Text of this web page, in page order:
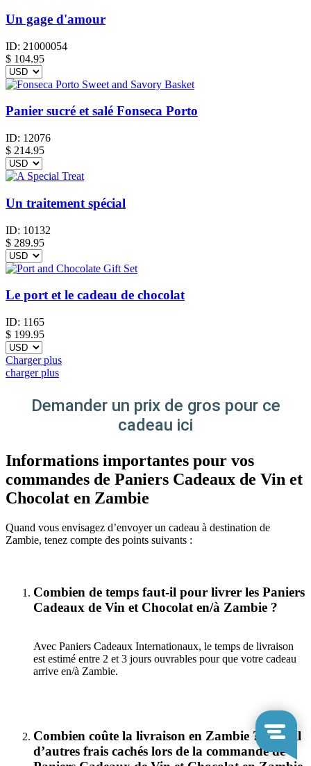
Un gage d'amour
ID: 21000054
$ 104.95
Panier sucré et salé Fonseca Porto
ID: 12076
$ 214.95
Un traitement spécial
ID: 10132
$ 289.95
Le port et le cadeau de chocolat
ID: 1165
$ 199.95
Charger plus
charger plus
Demander un prix de gros pour ce
cadeau ici
Informations importantes pour vos
commandes de Paniers Cadeaux de Vin et
Chocolat en Zambie
Quand vous envisagez d’envoyer un cadeau à destination de
Zambie, tenez compte des points suivants :
Combien de temps faut-il pour livrer les Paniers
Cadeaux de Vin et Chocolat en/à Zambie ?
Avec Paniers Cadeaux Internationaux, le temps de livraison
est estimé entre 2 et 3 jours ouvrables pour que votre cadeau
arrive en/à Zambie.
Combien coûte la livraison en Zambie ? Y a-t-il
d’autres frais cachés lors de la commande de